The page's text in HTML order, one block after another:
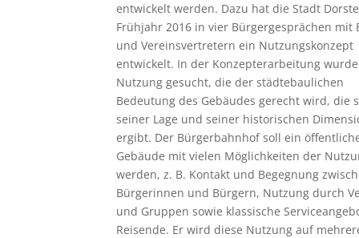
entwickelt werden. Dazu hat die Stadt
Frühjahr 2016 in vier Bürgergesprächen mit
und Vereinsvertretern ein Nutzungskonzept
entwickelt. In der Konzepterarbeitung
Nutzung gesucht, die der städtebaulichen
Bedeutung des Gebäudes gerecht wird, die
seiner Lage und seiner historischen
ergibt. Der Bürgerbahnhof soll ein
Gebäude mit vielen Möglichkeiten der
werden, z. B. Kontakt und Begegnung
Bürgerinnen und Bürgern, Nutzung durch
und Gruppen sowie klassische
Reisende. Er wird diese Nutzung auf